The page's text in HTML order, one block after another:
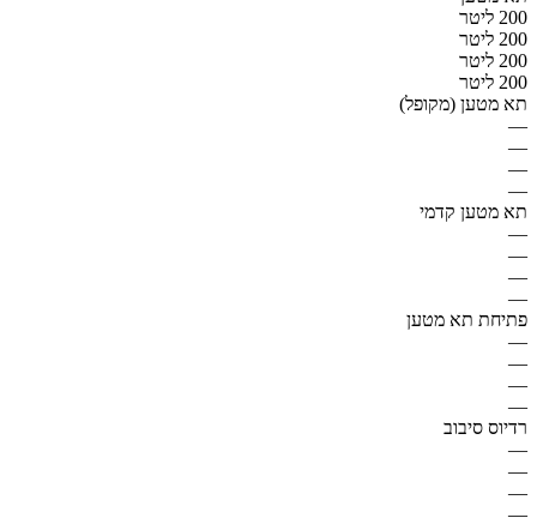
200 ליטר
200 ליטר
200 ליטר
200 ליטר
תא מטען (מקופל)
—
—
—
—
תא מטען קדמי
—
—
—
—
פתיחת תא מטען
—
—
—
—
רדיוס סיבוב
—
—
—
—